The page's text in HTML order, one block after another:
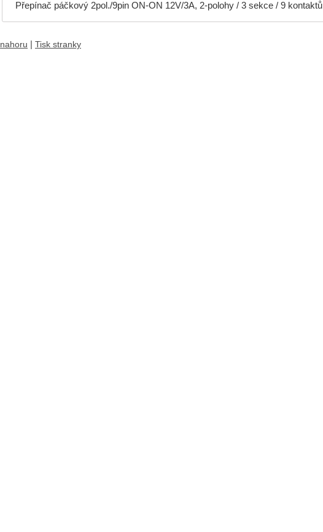
Přepínač páčkový 2pol./9pin ON-ON 12V/3A, 2-polohy / 3 sekce / 9 kontaktů
nahoru Tisk stranky